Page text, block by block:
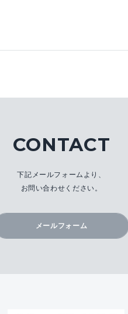
CONTACT
下記メールフォームより、
お問い合わせください。
メールフォーム